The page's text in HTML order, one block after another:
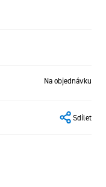
Sdílet
Na objednávku